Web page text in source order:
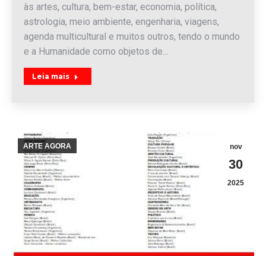
às artes, cultura, bem-estar, economia, política,
astrologia, meio ambiente, engenharia, viagens,
agenda multicultural e muitos outros, tendo o mundo
e a Humanidade como objetos de…
Leia mais
nov
30
2025
ARTE AGORA